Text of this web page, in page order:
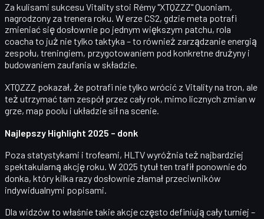
Za kulisami sukcesu Vitality stoi Rémy "XTQZZZ" Quoniam,
nagrodzony za trenera roku. W erze CS2, gdzie meta potrafi
zmieniać się dosłownie po jednym większym patchu, rola
coacha to już nie tylko taktyka – to również zarządzanie energią
zespołu, treningiem, przygotowaniem pod konkretne drużyny i
budowaniem zaufania w składzie.
XTQZZZ pokazał, że potrafi nie tylko wrócić z Vitality na tron, ale
też utrzymać tam zespół przez cały rok, mimo licznych zmian w
grze, map poolu i układzie sił na scenie.
Najlepszy Highlight 2025 – donk
Poza statystykami i trofeami, HLTV wyróżnia też najbardziej
spektakularną akcję roku. W 2025 tytuł ten trafił ponownie do
donka, który kilka razy dosłownie złamał przeciwników
indywidualnymi popisami.
Dla widzów to właśnie takie akcje często definiują cały turniej –